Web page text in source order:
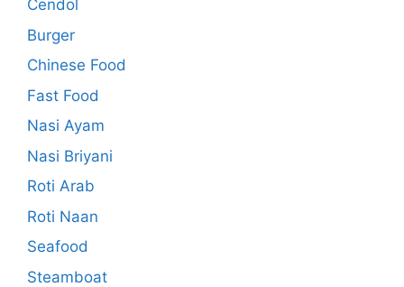
Cendol
Burger
Chinese Food
Fast Food
Nasi Ayam
Nasi Briyani
Roti Arab
Roti Naan
Seafood
Steamboat